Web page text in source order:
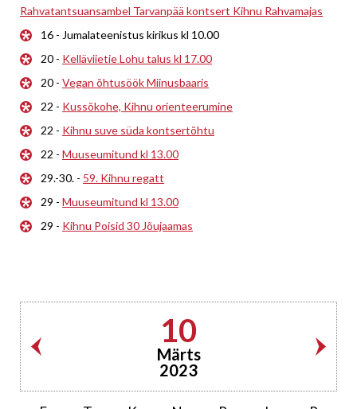
Rahvatantsuansambel Tarvanpää kontsert Kihnu Rahvamajas
16 - Jumalateenistus kirikus kl 10.00
20 - Kelläviietie Lohu talus kl 17.00
20 - Vegan õhtusöök Miinusbaaris
22 - Kussõkohe, Kihnu orienteerumine
22 - Kihnu suve süda kontsertõhtu
22 - Muuseumitund kl 13.00
29.-30. - 59. Kihnu regatt
29 - Muuseumitund kl 13.00
29 - Kihnu Poisid 30 Jõujaamas
10
Märts
2023